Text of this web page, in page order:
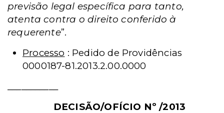
previsão legal específica para tanto,
atenta contra o direito conferido à
requerente”.
Processo : Pedido de Providências
0000187-81.2013.2.00.0000
DECISÃO/OFÍCIO Nº /2013